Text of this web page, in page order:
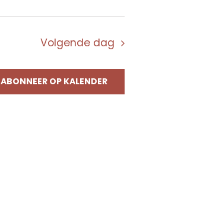
Volgende dag
ABONNEER OP KALENDER